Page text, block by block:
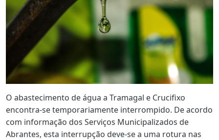
O abastecimento de água a Tramagal e Crucifixo
encontra-se temporariamente interrompido. De acordo
com informação dos Serviços Municipalizados de
Abrantes, esta interrupção deve-se a uma rotura nas